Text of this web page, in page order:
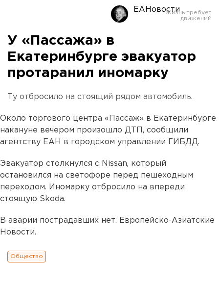
ЕАНовости
У «Пассажа» в
Екатеринбурге эвакуатор
протаранил иномарку
Ту отбросило на стоящий рядом автомобиль.
Около торгового центра «Пассаж» в Екатеринбурге
накануне вечером произошло ДТП, сообщили
агентству ЕАН в городском управлении ГИБДД.
Эвакуатор столкнулся с Nissan, который
остановился на светофоре перед пешеходным
переходом. Иномарку отбросило на впереди
стоящую Skoda.
В аварии пострадавших нет. Европейско-Азиатские
Новости.
Общество